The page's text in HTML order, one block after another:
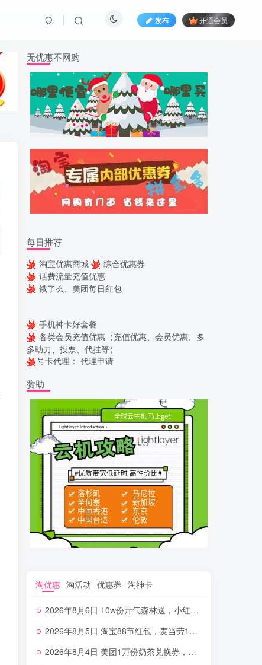
发布 开通会员
无优惠不网购
每日推荐
淘宝优惠商城
综合优惠券
话费流量充值优惠
饿了么、美团每日红包
手机神卡好套餐
各类会员充值优惠（充值优惠、会员优惠、多
多助力、投票、代挂等）
号卡代理： 代理申请
赞助
淘优惠 淘活动 优惠券 淘神卡
2026年8月6日 10w份亓气森林送，小红书12元无门槛，中行电费30-10，0元柠檬水+0撸汉堡等
2026年8月5日 淘宝88节红包，麦当劳150万份柠檬水，三万份瑞幸免单，霸王9万份0.01券等
2026年8月4日 美团1万份奶茶兑换券，农行5E卡，中行支付超给利，美团领18个冰激凌，小米每天领2-6元等等